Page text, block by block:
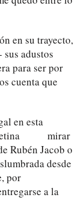
en su trayecto,
adustos
para ser por
cuenta que
en esta
la retina mirar
Rubén Jacob o
desde
por
a la